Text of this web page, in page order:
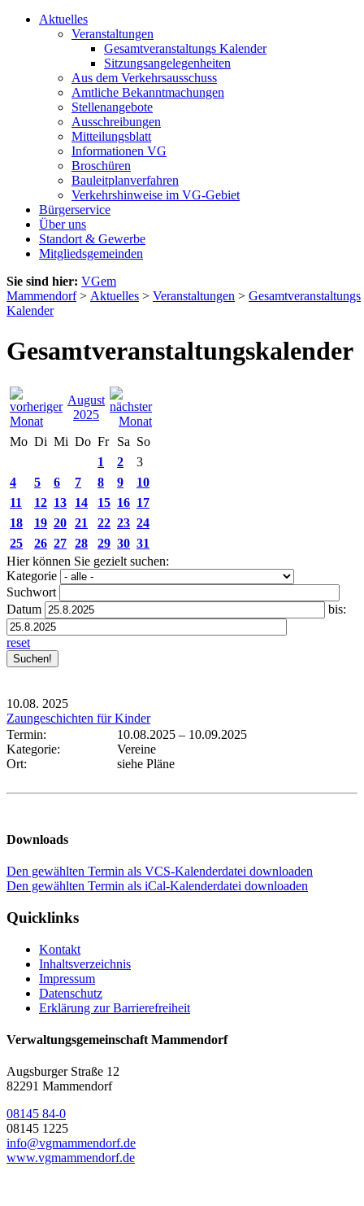
Aktuelles
Veranstaltungen
Gesamtveranstaltungs Kalender
Sitzungsangelegenheiten
Aus dem Verkehrsausschuss
Amtliche Bekanntmachungen
Stellenangebote
Ausschreibungen
Mitteilungsblatt
Informationen VG
Broschüren
Bauleitplanverfahren
Verkehrshinweise im VG-Gebiet
Bürgerservice
Über uns
Standort & Gewerbe
Mitgliedsgemeinden
Sie sind hier: VGem
Mammendorf> Aktuelles > Veranstaltungen > Gesamtveranstaltungs
Kalender
Gesamtveranstaltungskalender
August
2025
Mo Di Mi Do Fr Sa So
1
2
3
4
5 6 7 8 9
10
11
12 13 14 15 16 17
18
19 20 21 22 23 24
25
26 27 28 29 30 31
Hier können Sie gezielt suchen:
Kategorie
Suchwort
Datum
bis:
reset
10.08. 2025
Zaungeschichten für Kinder
Termin:
10.08.2025 – 10.09.2025
Kategorie:
Vereine
Ort:
siehe Pläne
Downloads
Den gewählten Termin als VCS-Kalenderdatei downloaden
Den gewählten Termin als iCal-Kalenderdatei downloaden
Quicklinks
Kontakt
Inhaltsverzeichnis
Impressum
Datenschutz
Erklärung zur Barrierefreiheit
Verwaltungsgemeinschaft Mammendorf
Augsburger Straße 12
82291 Mammendorf
08145 84-0
08145 1225
info@vgmammendorf.de
www.vgmammendorf.de